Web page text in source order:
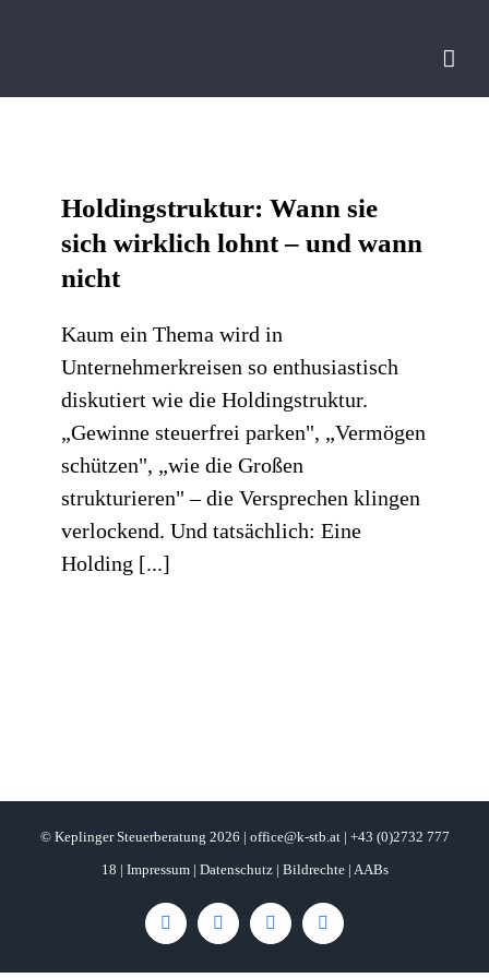
Holdingstruktur: Wann sie
sich wirklich lohnt – und wann
nicht
Kaum ein Thema wird in
Unternehmerkreisen so enthusiastisch
diskutiert wie die Holdingstruktur.
„Gewinne steuerfrei parken", „Vermögen
schützen", „wie die Großen
strukturieren" – die Versprechen klingen
verlockend. Und tatsächlich: Eine
Holding [...]
© Keplinger Steuerberatung 2026 | office@k-stb.at| +43 (0)2732 777
18 | Impressum| Datenschutz| Bildrechte| AABs
FacebookLinkedInInstagram
E-
Mail